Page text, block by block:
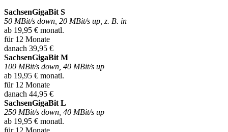
SachsenGigaBit S
50 MBit/s down, 20 MBit/s up, z. B. in
ab 19,95 € monatl.
für 12 Monate
danach 39,95 €
SachsenGigaBit M
100 MBit/s down, 40 MBit/s up
ab 19,95 € monatl.
für 12 Monate
danach 44,95 €
SachsenGigaBit L
250 MBit/s down, 40 MBit/s up
ab 19,95 € monatl.
für 12 Monate